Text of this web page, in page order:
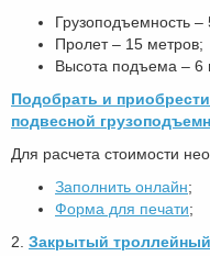
Грузоподъемность –
Пролет – 15 метров;
Высота подъема – 6
Подобрать и
подвесной
Для расчета стоимости
Заполнить онлайн;
Форма для печати;
2. Закрытый